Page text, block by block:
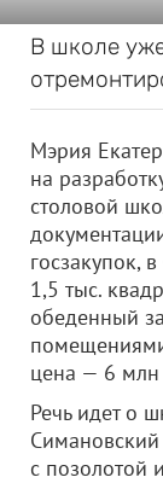
В школе
Мэрия
на
столовой
госзакупок,
1,5 тыс.
обеденный
цена — 6 млн
Речь идет о
Симановский
с позолотой